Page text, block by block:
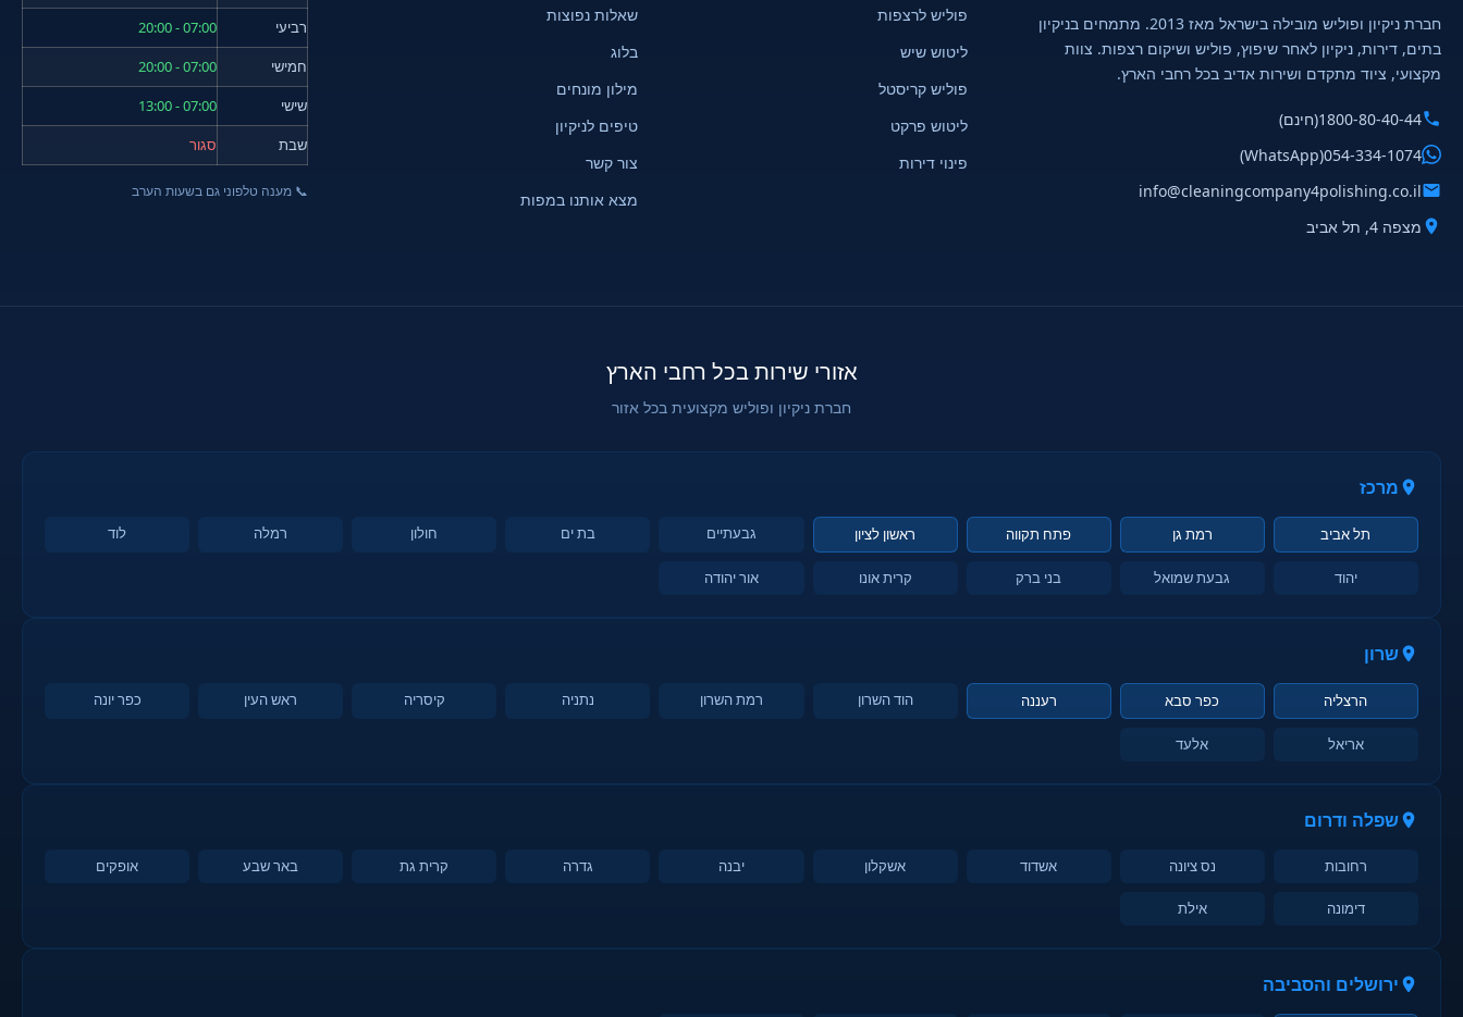
חברת ניקיון ופוליש מובילה בישראל מאז 2013. מתמחים בניקיון
בתים, דירות, ניקיון לאחר שיפוץ, פוליש ושיקום רצפות. צוות
מקצועי, ציוד מתקדם ושירות אדיב בכל רחבי הארץ.
1800-80-40-44(חינם)
054-334-1074
(WhatsApp)
info@cleaningcompany4polishing.co.il
מצפה 4, תל אביב
פוליש לרצפות
ליטוש שיש
פוליש קריסטל
ליטוש פרקט
פינוי דירות
שאלות נפוצות
בלוג
מילון מונחים
טיפים לניקיון
צור קשר
מצא אותנו במפות
רביעי
07:00 - 20:00
חמישי
07:00 - 20:00
שישי
07:00 - 13:00
שבת
סגור
📞 מענה טלפוני גם בשעות הערב
אזורי שירות בכל רחבי הארץ
חברת ניקיון ופוליש מקצועית בכל אזור
מרכז
תל אביב רמת גן פתח תקווה ראשון לציון גבעתיים בת ים חולון רמלה לוד
יהוד גבעת שמואל בני ברק קרית אונו אור יהודה
שרון
הרצליה כפר סבא רעננה הוד השרון רמת השרון נתניה קיסריה ראש העין כפר יונה
אריאל אלעד
שפלה ודרום
רחובות נס ציונה אשדוד אשקלון יבנה גדרה קרית גת באר שבע אופקים
דימונה אילת
ירושלים והסביבה